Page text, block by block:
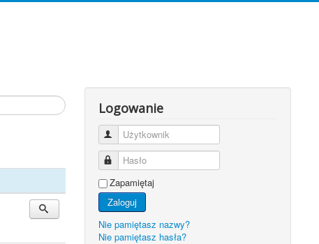
Logowanie
Użytkownik
Hasło
Zapamiętaj
Zaloguj
Nie pamiętasz nazwy?
Nie pamiętasz hasła?